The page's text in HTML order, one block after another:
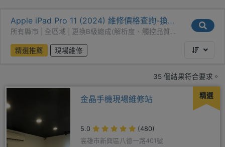
Apple iPad Pro 11 (2024) 維修價格查詢-換螢
幕（品質次佳）
所有縣市 | 全區域 | 更換B級總成(解析度、觸控品質次
精選推薦
現場維修
35 個結果符合要求。
精選
金晶手機現場維修站
5.0
(480)
高雄市新興區八德一路401號